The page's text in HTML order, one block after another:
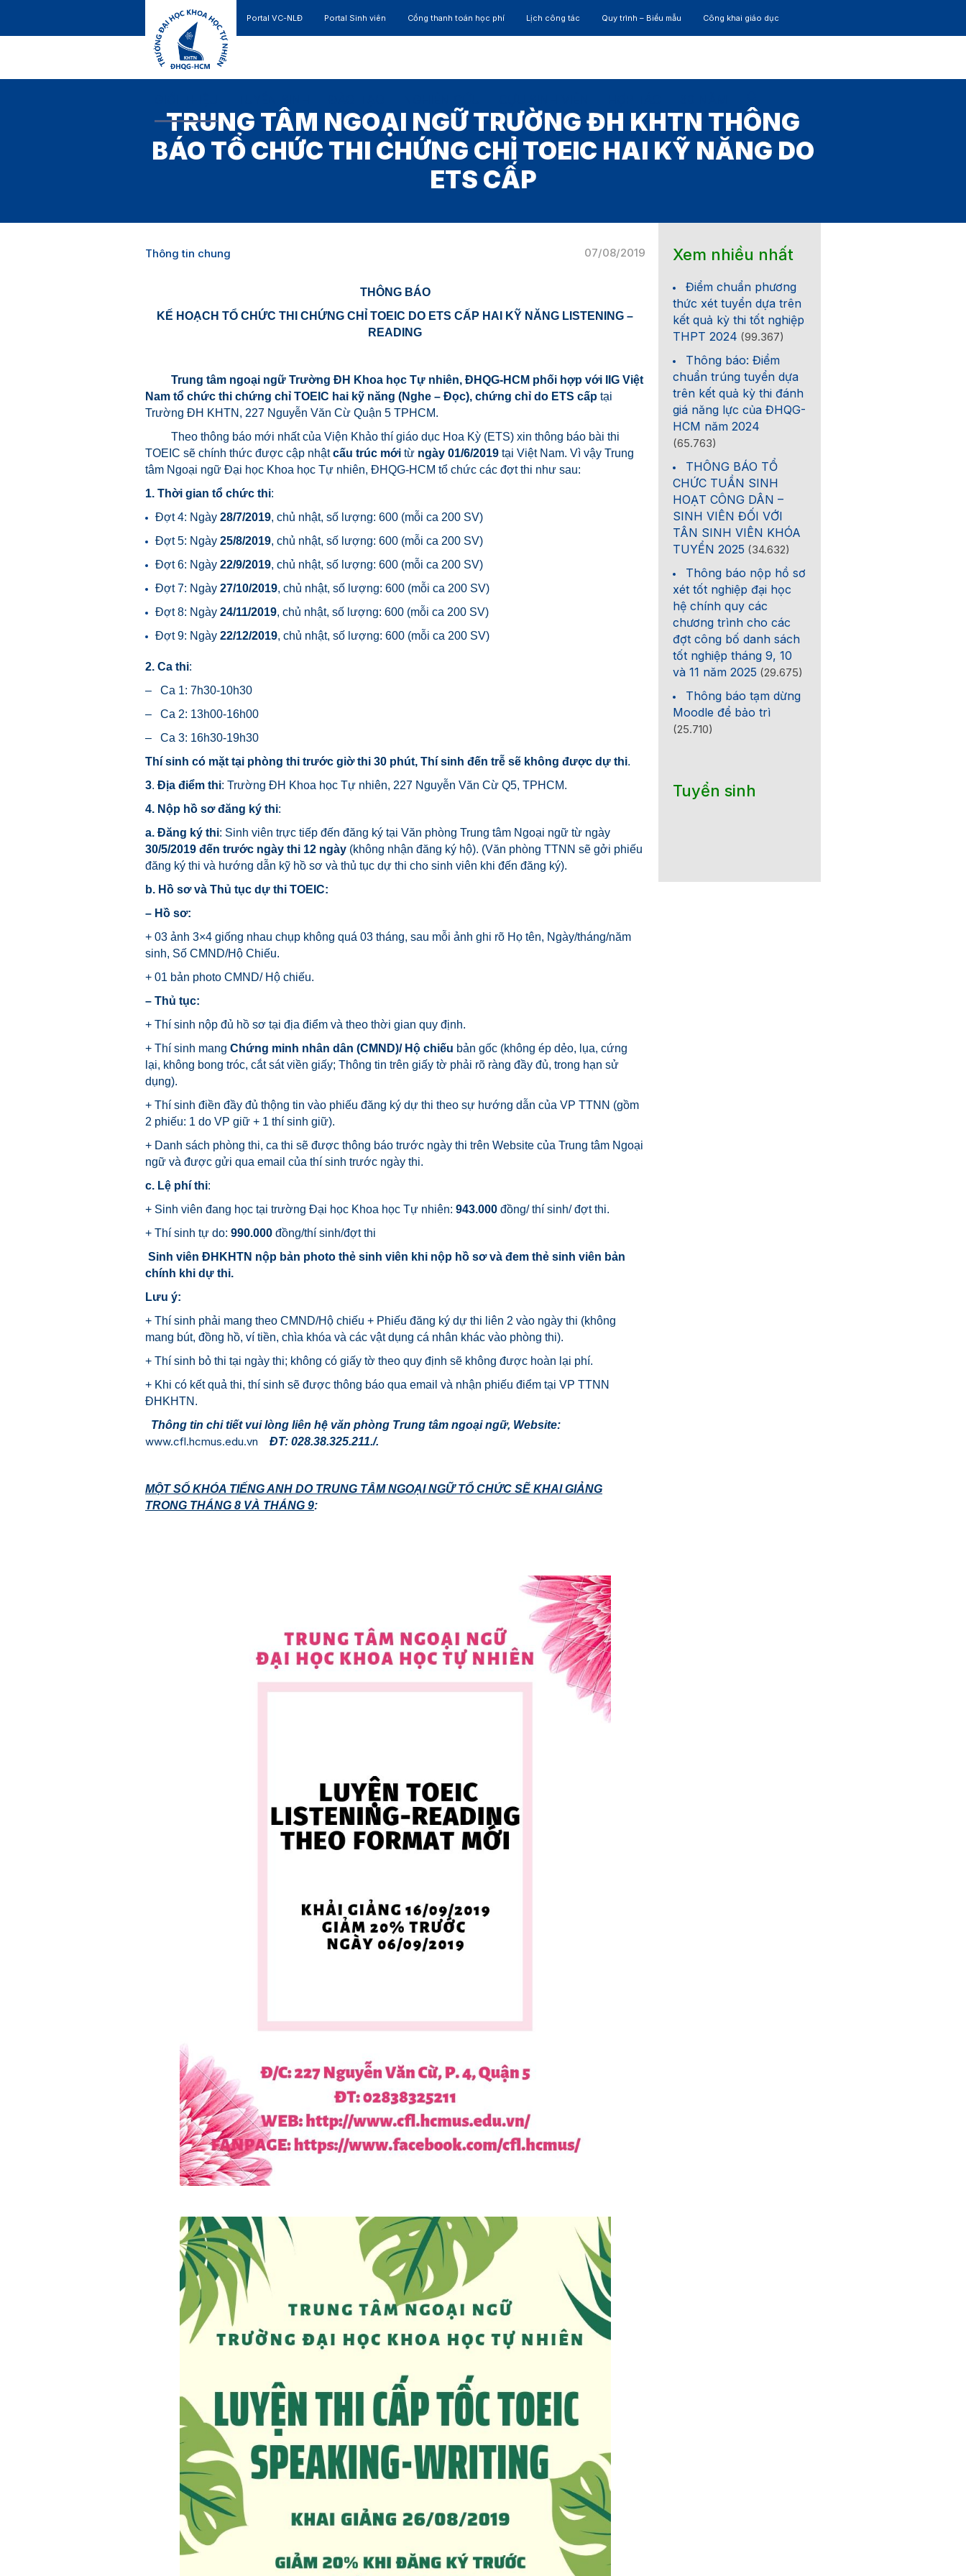
Portal VC-NLĐ Portal Sinh viên Cổng thanh toán học phí Lịch công tác Quy trình – Biểu mẫu Công khai giáo dục
TRUNG TÂM NGOẠI NGỮ TRƯỜNG ĐH KHTN THÔNG
BÁO TỔ CHỨC THI CHỨNG CHỈ TOEIC HAI KỸ NĂNG DO
ETS CẤP
07/08/2019
Thông tin chung
THÔNG BÁO
KẾ HOẠCH TỔ CHỨC THI CHỨNG CHỈ TOEIC DO ETS CẤP HAI KỸ NĂNG LISTENING –
READING
Trung tâm ngoại ngữ Trường ĐH Khoa học Tự nhiên, ĐHQG-HCM phối hợp với IIG Việt
Nam tổ chức thi chứng chỉ TOEIC hai kỹ năng (Nghe – Đọc), chứng chỉ do ETS cấp tại
Trường ĐH KHTN, 227 Nguyễn Văn Cừ Quận 5 TPHCM.
Theo thông báo mới nhất của Viện Khảo thí giáo dục Hoa Kỳ (ETS) xin thông báo bài thi
TOEIC sẽ chính thức được cập nhậtcấu trúc mới từ ngày 01/6/2019 tại Việt Nam. Vì vậy Trung
tâm Ngoại ngữ Đại học Khoa học Tự nhiên, ĐHQG-HCM tổ chức các đợt thi như sau:
1. Thời gian tổ chức thi:
Đợt 4: Ngày 28/7/2019, chủ nhật, số lượng: 600 (mỗi ca 200 SV)
Đợt 5: Ngày 25/8/2019, chủ nhật, số lượng: 600 (mỗi ca 200 SV)
Đợt 6: Ngày 22/9/2019, chủ nhật, số lượng: 600 (mỗi ca 200 SV)
Đợt 7: Ngày 27/10/2019, chủ nhật, số lượng: 600 (mỗi ca 200 SV)
Đợt 8: Ngày 24/11/2019, chủ nhật, số lượng: 600 (mỗi ca 200 SV)
Đợt 9: Ngày 22/12/2019, chủ nhật, số lượng: 600 (mỗi ca 200 SV)
2. Ca thi:
– Ca 1: 7h30-10h30
– Ca 2: 13h00-16h00
– Ca 3: 16h30-19h30
Thí sinh có mặt tại phòng thi trước giờ thi 30 phút, Thí sinh đến trễ sẽ không được dự thi.
3. Địa điểm thi: Trường ĐH Khoa học Tự nhiên, 227 Nguyễn Văn Cừ Q5, TPHCM.
4. Nộp hồ sơ đăng ký thi:
a. Đăng ký thi: Sinh viên trực tiếp đến đăng ký tại Văn phòng Trung tâm Ngoại ngữ từ ngày
30/5/2019 đến trước ngày thi 12 ngày (không nhận đăng ký hộ). (Văn phòng TTNN sẽ gởi phiếu
đăng ký thi và hướng dẫn kỹ hồ sơ và thủ tục dự thi cho sinh viên khi đến đăng ký).
b. Hồ sơ và Thủ tục dự thi TOEIC:
– Hồ sơ:
+ 03 ảnh 3×4 giống nhau chụp không quá 03 tháng, sau mỗi ảnh ghi rõ Họ tên, Ngày/tháng/năm
sinh, Số CMND/Hộ Chiếu.
+ 01 bản photo CMND/ Hộ chiếu.
– Thủ tục:
+ Thí sinh nộp đủ hồ sơ tại địa điểm và theo thời gian quy định.
+ Thí sinh mang Chứng minh nhân dân (CMND)/ Hộ chiếu bản gốc (không ép dẻo, lụa, cứng
lại, không bong tróc, cắt sát viền giấy; Thông tin trên giấy tờ phải rõ ràng đầy đủ, trong hạn sử
dụng).
+ Thí sinh điền đầy đủ thộng tin vào phiếu đăng ký dự thi theo sự hướng dẫn của VP TTNN (gồm
2 phiếu: 1 do VP giữ + 1 thí sinh giữ).
+ Danh sách phòng thi, ca thi sẽ được thông báo trước ngày thi trên Website của Trung tâm Ngoại
ngữ và được gửi qua email của thí sinh trước ngày thi.
c. Lệ phí thi:
+ Sinh viên đang học tại trường Đại học Khoa học Tự nhiên: 943.000 đồng/ thí sinh/ đợt thi.
+ Thí sinh tự do: 990.000 đồng/thí sinh/đợt thi
Sinh viên ĐHKHTN nộp bản photo thẻ sinh viên khi nộp hồ sơ và đem thẻ sinh viên bản
chính khi dự thi.
Lưu ý:
+ Thí sinh phải mang theo CMND/Hộ chiếu + Phiếu đăng ký dự thi liên 2 vào ngày thi (không
mang bút, đồng hồ, ví tiền, chìa khóa và các vật dụng cá nhân khác vào phòng thi).
+ Thí sinh bỏ thi tại ngày thi; không có giấy tờ theo quy định sẽ không được hoàn lại phí.
+ Khi có kết quả thi, thí sinh sẽ được thông báo qua email và nhận phiếu điểm tại VP TTNN
ĐHKHTN.
Thông tin chi tiết vui lòng liên hệ văn phòng Trung tâm ngoại ngữ, Website:
www.cfl.hcmus.edu.vn ĐT: 028.38.325.211./.
MỘT SỐ KHÓA TIẾNG ANH DO TRUNG TÂM NGOẠI NGỮ TỔ CHỨC SẼ KHAI GIẢNG
TRONG THÁNG 8 VÀ THÁNG 9:
Xem nhiều nhất
Điểm chuẩn phương
thức xét tuyển dựa trên
kết quả kỳ thi tốt nghiệp
THPT 2024 (99.367)
Thông báo: Điểm
chuẩn trúng tuyển dựa
trên kết quả kỳ thi đánh
giá năng lực của ĐHQG-
HCM năm 2024
(65.763)
THÔNG BÁO TỔ
CHỨC TUẦN SINH
HOẠT CÔNG DÂN –
SINH VIÊN ĐỐI VỚI
TÂN SINH VIÊN KHÓA
TUYỂN 2025 (34.632)
Thông báo nộp hồ sơ
xét tốt nghiệp đại học
hệ chính quy các
chương trình cho các
đợt công bố danh sách
tốt nghiệp tháng 9, 10
và 11 năm 2025 (29.675)
Thông báo tạm dừng
Moodle để bảo trì
(25.710)
Tuyển sinh